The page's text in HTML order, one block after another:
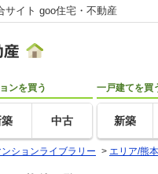
サイト goo住宅・不動産
ンを買う
中古
一戸建てを買
新築
ンションライブラリー > エリア/熊